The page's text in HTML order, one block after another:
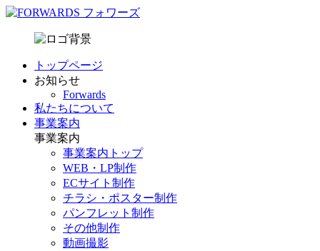
トップページ
お知らせ
Forwards
私たちについて
事業案内
事業案内
事業案内トップ
WEB・LP制作
ECサイト制作
チラシ・ポスター制作
パンフレット制作
その他制作
動画撮影